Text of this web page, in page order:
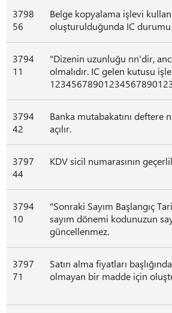
3798
56
Belge kopyalama işlevi
oluşturulduğunda IC
3794
11
"Dizenin uzunluğu nn'dir,
olmalıdır. IC gelen kutusu
3794
42
Banka mutabakatını deftere
açılır.
3797
44
KDV sicil numarasının
3794
10
"Sonraki Sayım Başlangıç
sayım dönemi kodunuzun
güncellenmez.
3797
71
Satın alma fiyatları
olmayan bir madde için